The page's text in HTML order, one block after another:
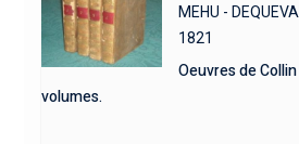
MEHU -
1821
Oeuvres de Collin
volumes.